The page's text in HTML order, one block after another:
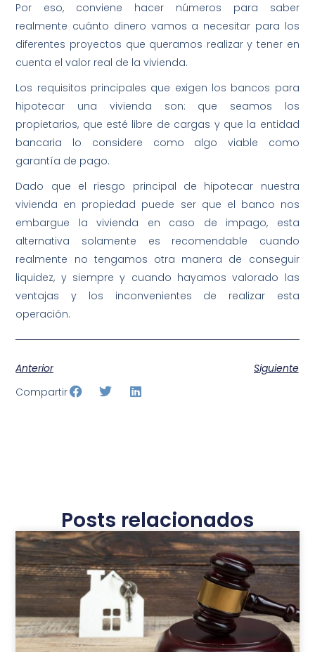
Por eso, conviene hacer números para saber
realmente cuánto dinero vamos a necesitar para los
diferentes proyectos que queramos realizar y tener en
cuenta el valor real de la vivienda.
Los requisitos principales que exigen los bancos para
hipotecar una vivienda son: que seamos los
propietarios, que esté libre de cargas y que la entidad
bancaria lo considere como algo viable como
garantía de pago.
Dado que el riesgo principal de hipotecar nuestra
vivienda en propiedad puede ser que el banco nos
embargue la vivienda en caso de impago, esta
alternativa solamente es recomendable cuando
realmente no tengamos otra manera de conseguir
liquidez, y siempre y cuando hayamos valorado las
ventajas y los inconvenientes de realizar esta
operación.
Anterior
Siguiente
Compartir
Posts relacionados